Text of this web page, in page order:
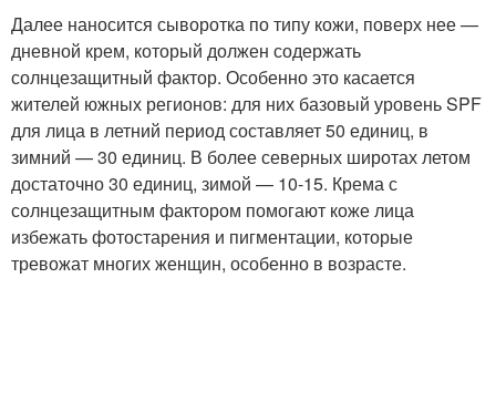
Далее наносится сыворотка по типу кожи, поверх нее —
дневной крем, который должен содержать
солнцезащитный фактор. Особенно это касается
жителей южных регионов: для них базовый уровень SPF
для лица в летний период составляет 50 единиц, в
зимний — 30 единиц. В более северных широтах летом
достаточно 30 единиц, зимой — 10-15. Крема с
солнцезащитным фактором помогают коже лица
избежать фотостарения и пигментации, которые
тревожат многих женщин, особенно в возрасте.